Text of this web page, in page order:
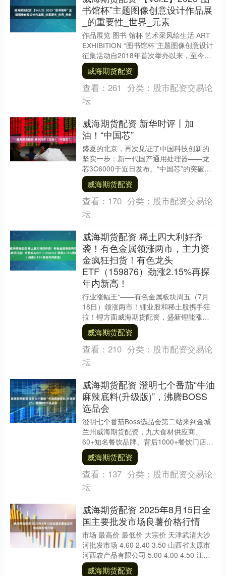
书馆杯”主题图像创意设计作品展
_的重要性_世界_元素
作品展览 图书 馆杯 艺术采风绘生活 ART
EXHIBITION “图书馆杯”主题图像创意设计
征集活动自2018年首次举办以来，至今共
吸引全国1600+图书馆....
威海期货配资
查看： 261 分类： 股市配资交易论
坛
威海期货配资 新华时评丨加
油！“中国芯”
盛夏的北京，再次见证了中国科技创新的
坚实一步：新一代国产通用处理器——龙
芯3C6000于近日发布。“中国芯”的突破威
海期货配资，跃动的是加快实现高水平科
技自立自....
威海期货配资
查看： 170 分类： 股市配资交易论
坛
威海期货配资 稀土四大利好齐
袭！有色金属领涨两市，主力资
金疯狂扫货！有色龙头
ETF（159876）劲涨2.15%再探
年内新高！
行业涨幅王*——有色金属板块周五（7月
18日）领涨两市！锂业股和稀土股携手狂
拉！锂方面威海期货配资，盛新锂能涨
停，天齐锂业涨超5%，西藏矿业涨逾3%；
稀土方面，....
威海期货配资
查看： 210 分类： 股市配资交易论
坛
威海期货配资 澄明七个番茄“牛油
麻辣底料(升级版)”，沸腾BOSS
选品会
澄明七个番茄Boss选品会第二站来到金城
兰州威海期货配资，九大食材供应商、
60+知名餐饮品牌、背后1000+餐饮门店聚
势能量场，并圆满收官。 澄明七个番茄升
级新....
威海期货配资
查看： 137 分类： 股市配资交易论
坛
威海期货配资 2025年8月15日全
国主要批发市场良薯价格行情
市场 最高价 最低价 大宗价 天津武清大沙
河批发市场 4.60 2.40 3.50 山西省太原市
河西农产品有限公司 5.00 4.00 4.50 江西
乐平蔬菜农....
威海期货配资